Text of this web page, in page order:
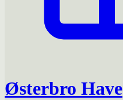
Østerbro Have